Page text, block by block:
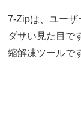
7-Zipは、ユーザ
ダサい見た目で
縮解凍ツールで